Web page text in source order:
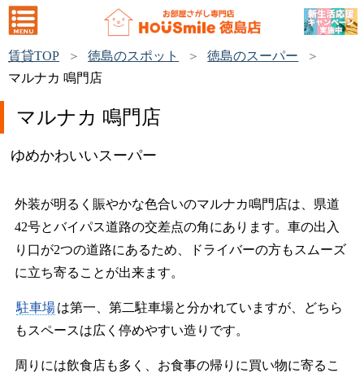
賃貸TOP 徳島のスポット
徳島のスーパー
マルナカ 鳴門店
マルナカ 鳴門店
ゆめかわいいスーパー
外装が明るく賑やかな色合いのマルナカ鳴門店は、県道
42号とバイパス道路の交差点の角にあります。車の出入
り口が2つの道路にあるため、ドライバーの方もスムーズ
に立ち寄ることが出来ます。
駐車場は第一、第二駐車場と分かれていますが、どちら
もスペースは広く停めやすい造りです。
周りには飲食店も多く、お食事の帰りに買い物に寄るこ